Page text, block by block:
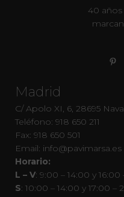
40
Madrid
C/ Apolo XI, 6, 28695
Teléfono: 918 650 211
Fax: 918 650 501
Email: info@pavimarsa.es
Horario:
L – V: 9:00 – 14:00 y 16:00
S: 10:00 – 14:00 y 17:00 –